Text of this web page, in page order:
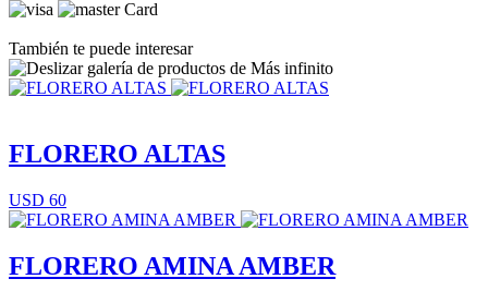
También te puede interesar
FLORERO ALTAS
USD 60
FLORERO AMINA AMBER